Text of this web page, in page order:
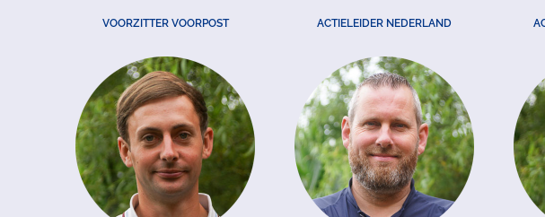
VOORZITTER VOORPOST ACTIELEIDER NEDERLAND